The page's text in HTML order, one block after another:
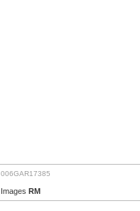
006GAR17385
Images RM